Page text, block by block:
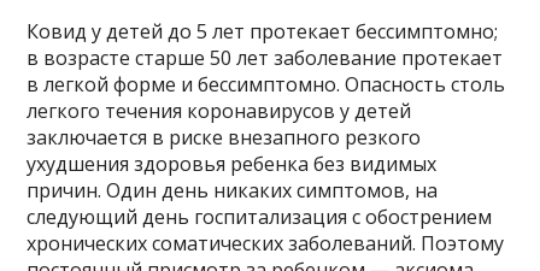
Ковид у детей до 5 лет протекает бессимптомно;
в возрасте старше 50 лет заболевание протекает
в легкой форме и бессимптомно. Опасность столь
легкого течения коронавирусов у детей
заключается в риске внезапного резкого
ухудшения здоровья ребенка без видимых
причин. Один день никаких симптомов, на
следующий день госпитализация с обострением
хронических соматических заболеваний. Поэтому